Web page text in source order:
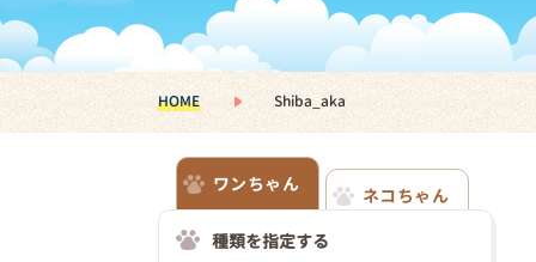
HOME Shiba_aka
ワンちゃん
ネコちゃん
種類を指定する